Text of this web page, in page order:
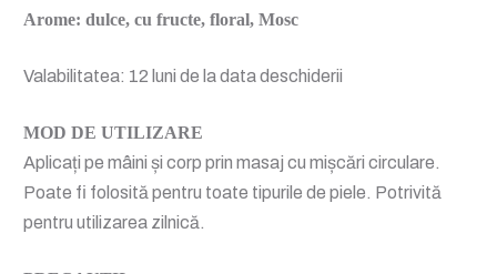
Arome: dulce, cu fructe, floral, Mosc
Valabilitatea: 12 luni de la data deschiderii
MOD DE UTILIZARE
Aplicați pe mâini și corp prin masaj cu mișcări circulare.
Poate fi folosită pentru toate tipurile de piele. Potrivită
pentru utilizarea zilnică.